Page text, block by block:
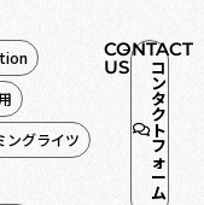
ングライツ
CONTACT
US コ
ン
タ
ク
ト
フ
ォ
ー
ム